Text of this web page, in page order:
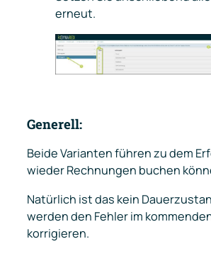
erneut.
Generell:
Beide Varianten führen zu dem
wieder Rechnungen buchen
Natürlich ist das kein
werden den Fehler im
korrigieren.